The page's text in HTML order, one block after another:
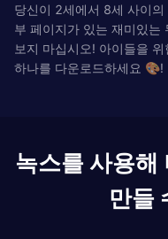
당신이 2세에서 8세 사이
부 페이지가 있는 재미있는
보지 마십시오! 아이들을
하나를 다운로드하세요 🎨!
녹스를 사용해
만들